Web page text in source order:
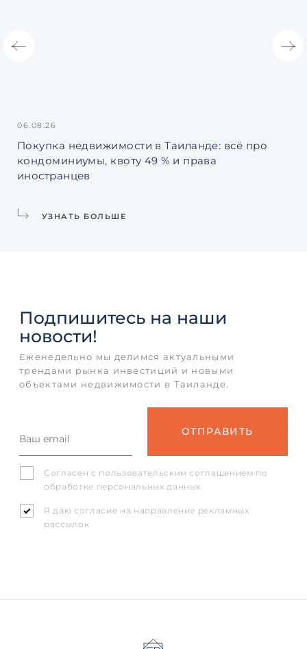
06.08.26
Покупка недвижимости в Таиланде: всё про
кондоминиумы, квоту 49 % и права
иностранцев
УЗНАТЬ БОЛЬШЕ
Подпишитесь на наши
новости!
Еженедельно мы делимся актуальными
трендами рынка инвестиций и новыми
объектами недвижимости в Таиланде.
Согласен с пользовательским соглашением по
обработке персональных данных
Я даю согласие на направление рекламных
рассылок